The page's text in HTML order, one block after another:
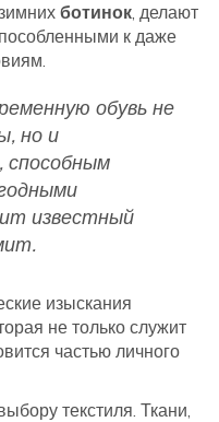
ботинок, делают
к даже
обувь не
но и
способным
известный
изыскания
не только служит
частью личного
текстиля. Ткани,